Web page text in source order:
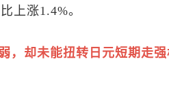
上涨1.4%。
，却未能扭转日元短期走